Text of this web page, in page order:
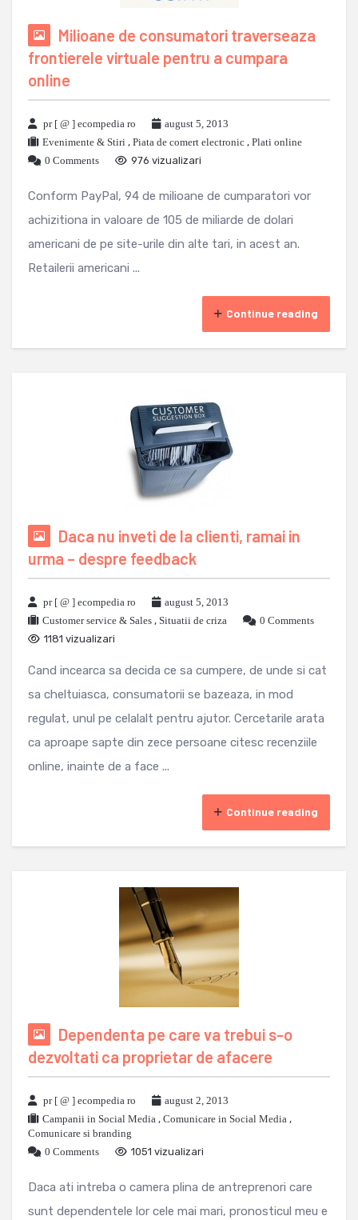
Milioane de consumatori traverseaza
frontierele virtuale pentru a cumpara
online
pr [ @ ] ecompedia ro
august 5, 2013
Evenimente & Stiri , Piata de comert electronic , Plati online
0 Comments
976 vizualizari
Conform PayPal, 94 de milioane de cumparatori vor
achizitiona in valoare de 105 de miliarde de dolari
americani de pe site-urile din alte tari, in acest an.
Retailerii americani ...
Continue reading
Daca nu inveti de la clienti, ramai in
urma – despre feedback
pr [ @ ] ecompedia ro
august 5, 2013
Customer service & Sales , Situatii de criza
0 Comments
1181 vizualizari
Cand incearca sa decida ce sa cumpere, de unde si cat
sa cheltuiasca, consumatorii se bazeaza, in mod
regulat, unul pe celalalt pentru ajutor. Cercetarile arata
ca aproape sapte din zece persoane citesc recenziile
online, inainte de a face ...
Continue reading
Dependenta pe care va trebui s-o
dezvoltati ca proprietar de afacere
pr [ @ ] ecompedia ro
august 2, 2013
Campanii in Social Media , Comunicare in Social Media ,
Comunicare si branding
0 Comments
1051 vizualizari
Daca ati intreba o camera plina de antreprenori care
sunt dependentele lor cele mai mari, pronosticul meu e